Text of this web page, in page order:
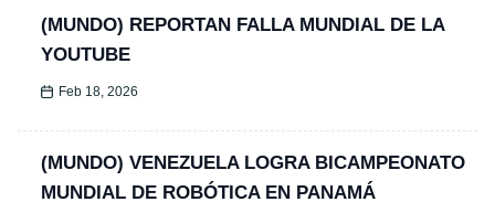
(MUNDO) REPORTAN FALLA MUNDIAL DE LA
YOUTUBE
Feb 18, 2026
(MUNDO) VENEZUELA LOGRA BICAMPEONATO
MUNDIAL DE ROBÓTICA EN PANAMÁ